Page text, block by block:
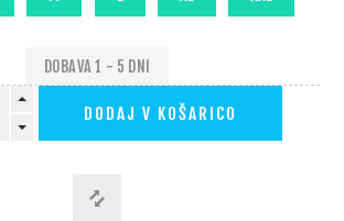
DOBAVA 1 - 5 DNI
DODAJ V KOŠARICO